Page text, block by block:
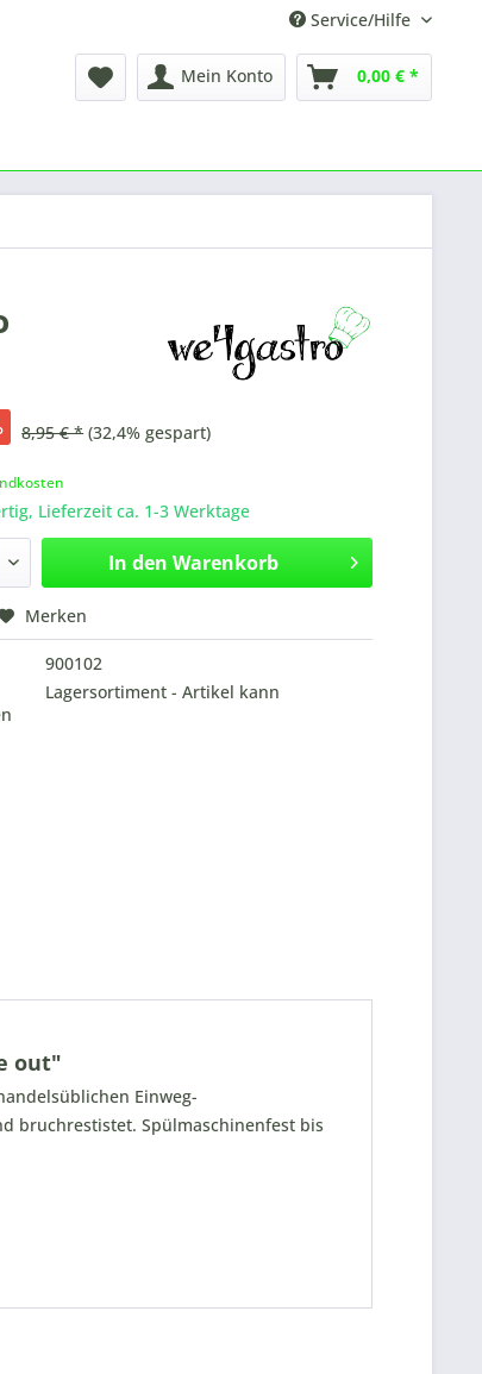
Service/Hilfe
Mein Konto 0,00 € *
8,95 € * (32,4% gespart)
Lieferzeit ca. 1-3 Werktage
In den Warenkorb
Merken
900102
Lagersortiment - Artikel kann
out"
Einweg-
bruchrestistet. Spülmaschinenfest bis